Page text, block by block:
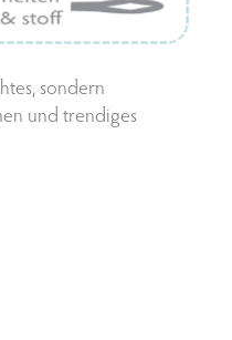
sondern
und trendiges